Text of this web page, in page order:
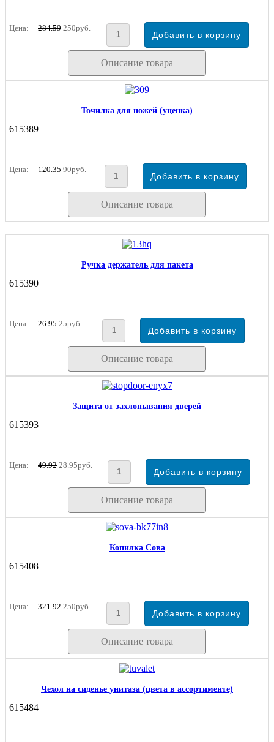
Цена: 284.59 250руб.
Описание товара
Точилка для ножей (уценка)
615389
Цена: 120.35 90руб.
Описание товара
Ручка держатель для пакета
615390
Цена: 26.95 25руб.
Описание товара
Защита от захлопывания дверей
615393
Цена: 49.92 28.95руб.
Описание товара
Копилка Сова
615408
Цена: 321.92 250руб.
Описание товара
Чехол на сиденье унитаза (цвета в ассортименте)
615484